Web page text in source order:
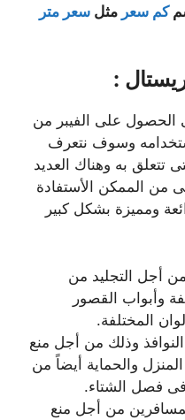
كم سعر مثل سعر متر
:
على الفيبر من
وسوف نتعرف
تتعلق به وهناك العديد
من الممكن الأستفادة
ومميزة بشكل كبير
أجل التجليد من
وأبواب القصور
المختلفة.
وذلك من أجل منع
والحماية أيضاً من
فصل الشتاء.
من أجل منع